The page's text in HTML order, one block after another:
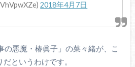
2018年4月7日
の悪魔・椿眞子」の菜々緒が、こ
というわけです。